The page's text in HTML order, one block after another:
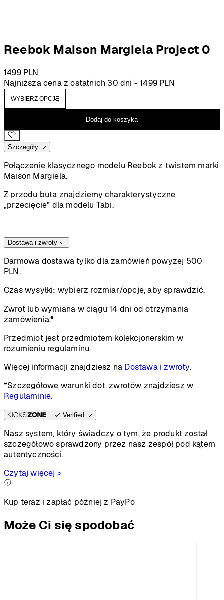
Reebok Maison Margiela Project 0
1499 PLN
Najniższa cena z ostatnich 30 dni -1499 PLN
Dodaj do koszyka
Szczegóły
Połączenie klasycznego modelu Reebok z twistem marki
Maison Margiela.
Z przodu buta znajdziemy charakterystyczne
„przecięcie” dla modelu Tabi.
Dostawa i zwroty
Darmowa dostawa tylko dla zamówień powyżej 500
PLN.
Czas wysyłki: wybierz rozmiar/opcje, aby sprawdzić.
Zwrot lub wymiana w ciągu 14 dni od otrzymania
zamówienia.*
Przedmiot jest przedmiotem kolekcjonerskim w
rozumieniu regulaminu.
Więcej informacji znajdziesz na Dostawa i zwroty.
*Szczegółowe warunki dot. zwrotów znajdziesz w
Regulaminie.
Verified
Nasz system, który świadczy o tym, że produkt został
szczegółowo sprawdzony przez nasz zespół pod kątem
autentyczności.
Czytaj więcej >
Kup teraz i zapłać później z PayPo
Może Ci się spodobać